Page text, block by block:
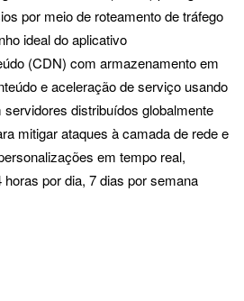
por meio de roteamento de tráfego
ideal do aplicativo
(CDN) com armazenamento em
e aceleração de serviço usando
distribuídos globalmente
mitigar ataques à camada de rede e
em tempo real,
por dia, 7 dias por semana